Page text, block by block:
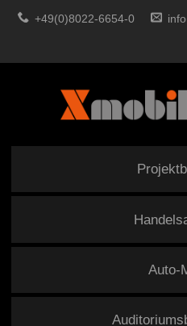
+49(0)8022-6654-0
Auto-